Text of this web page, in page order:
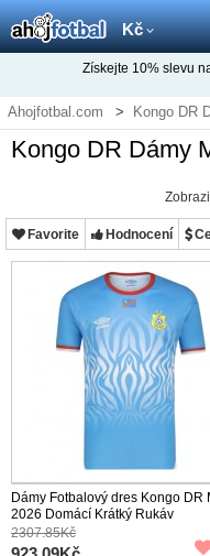
Kč
Získejte 10% slevu
Ahojfotbal.com Kongo DR
Kongo DR Dámy
Favorite Hodnocení
Dámy Fotbalový dres Kongo DR
2026 Domácí Krátký Rukáv
2307.85Kč